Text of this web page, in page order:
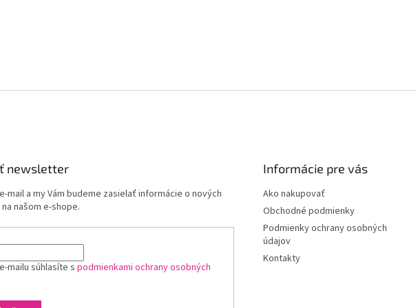
newsletter
mail a my Vám budeme zasielať informácie o nových
našom e-shope.
mailu súhlasíte s podmienkami ochrany osobných
Informácie pre vás
Ako nakupovať
Obchodné podmienky
Podmienky ochrany osobných
údajov
Kontakty